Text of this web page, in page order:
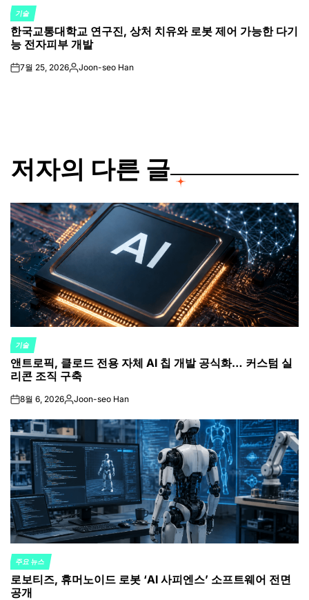
POSTED
IN
기술
한국교통대학교 연구진, 상처 치유와 로봇 제어 가능한 다기
능 전자피부 개발
on7월 25, 2026Posted
Joon-seo Han
저자의 다른 글
POSTED
IN
기술
앤트로픽, 클로드 전용 자체 AI 칩 개발 공식화… 커스텀 실
리콘 조직 구축
on8월 6, 2026Posted
Joon-seo Han
POSTED
IN
주요 뉴스
로보티즈, 휴머노이드 로봇 ‘AI 사피엔스’ 소프트웨어 전면
공개